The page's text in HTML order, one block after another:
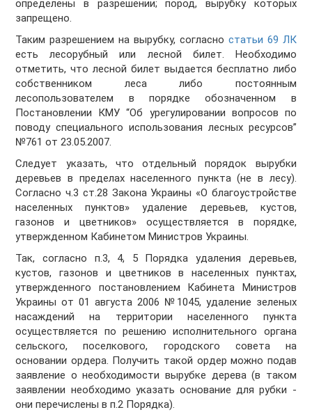
определены в разрешении; пород, вырубку которых
запрещено.
Таким разрешением на вырубку, согласно статьи 69 ЛК
есть лесорубный или лесной билет. Необходимо
отметить, что лесной билет выдается бесплатно либо
собственником леса либо постоянным
лесопользователем в порядке обозначенном в
Постановлении КМУ “Об урегулировании вопросов по
поводу специального использования лесных ресурсов”
№761 от 23.05.2007.
Следует указать, что отдельный порядок вырубки
деревьев в пределах населенного пункта (не в лесу).
Согласно ч.3 ст.28 Закона Украины «О благоустройстве
населенных пунктов» удаление деревьев, кустов,
газонов и цветников» осуществляется в порядке,
утвержденном Кабинетом Министров Украины.
Так, согласно п.3, 4, 5 Порядка удаления деревьев,
кустов, газонов и цветников в населенных пунктах,
утвержденного постановлением Кабинета Министров
Украины от 01 августа 2006 №1045, удаление зеленых
насаждений на территории населенного пункта
осуществляется по решению исполнительного органа
сельского, поселкового, городского совета на
основании ордера. Получить такой ордер можно подав
заявление о необходимости вырубке дерева (в таком
заявлении необходимо указать основание для рубки -
они перечислены в п.2 Порядка).